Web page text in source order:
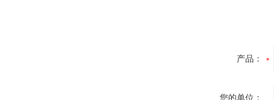
产品：
您的单位：